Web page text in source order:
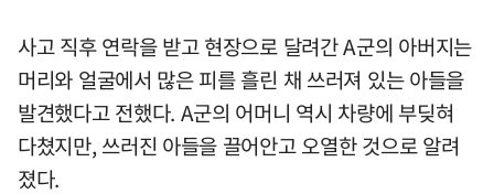
사고 직후 연락을 받고 현장으로 달려간 A군의 아버지는
머리와 얼굴에서 많은 피를 흘린 채 쓰러져 있는 아들을
발견했다고 전했다. A군의 어머니 역시 차량에 부딪혀
다쳤지만, 쓰러진 아들을 끌어안고 오열한 것으로 알려
졌다.